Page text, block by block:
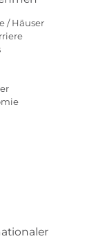
/ Häuser